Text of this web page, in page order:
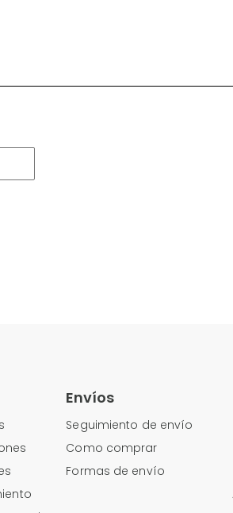
Envíos
Seguimiento de envío
Como comprar
Formas de envío